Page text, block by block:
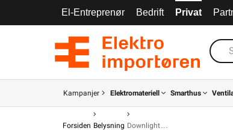
El-Entreprenør Bedrift Privat
Kampanjer Elektromateriell Smarthus
Forsiden Belysning Downlight